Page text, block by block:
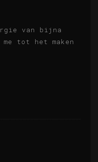
van bijna
tot het maken